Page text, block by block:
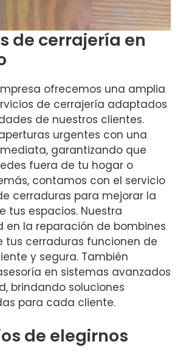
de cerrajería en
ofrecemos una amplia
de cerrajería adaptados
de nuestros clientes.
urgentes con una
garantizando que
fuera de tu hogar o
contamos con el servicio
cerraduras para mejorar la
tus espacios. Nuestra
en la reparación de bombines
tus cerraduras funcionen de
y segura. También
en sistemas avanzados
brindando soluciones
para cada cliente.
de elegirnos